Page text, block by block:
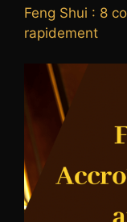
Feng Shui : 8
rapidement